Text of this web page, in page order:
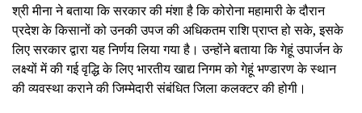
श्री मीना ने बताया कि सरकार की मंशा है कि कोरोना महामारी के दौरान
प्रदेश के किसानों को उनकी उपज की अधिकतम राशि प्राप्त हो सके, इसके
लिए सरकार द्वारा यह निर्णय लिया गया है। उन्होंने बताया कि गेहूं उपार्जन के
लक्ष्यों में की गई वृद्धि के लिए भारतीय खाद्य निगम को गेहूं भण्डारण के स्थान
की व्यवस्था कराने की जिम्मेदारी संबंधित जिला कलक्टर की होगी।